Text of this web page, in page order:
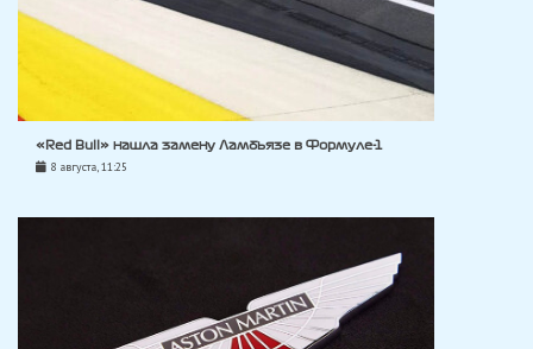
«Red Bull» нашла замену Ламбьязе в Формуле-1
8 августа, 11:25